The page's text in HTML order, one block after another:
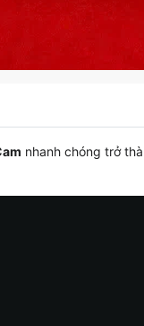
nhanh chóng trở